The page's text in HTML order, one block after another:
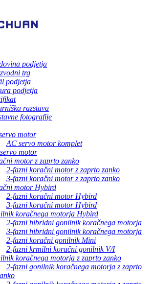
podjetja
trg
podjetja
podjetja
razstava
fotografije
motor
AC servo motor komplet
motor
motor z zaprto zanko
2-fazni koračni motor z zaprto zanko
3-fazni koračni motor z zaprto zanko
motor Hybird
2-fazni koračni motor Hybird
3-fazni koračni motor Hybird
koračnega motorja Hybird
2-fazni hibridni gonilnik koračnega motorja
3-fazni hibridni gonilnik koračnega motorja
2-fazni koračni gonilnik Mini
2-fazni krmilni koračni gonilnik V/I
koračnega motorja z zaprto zanko
2-fazni gonilnik koračnega motorja z zaprto